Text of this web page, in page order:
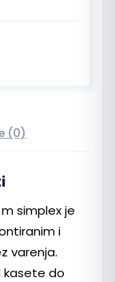
(0)
simplex je
i
varenja.
kasete do